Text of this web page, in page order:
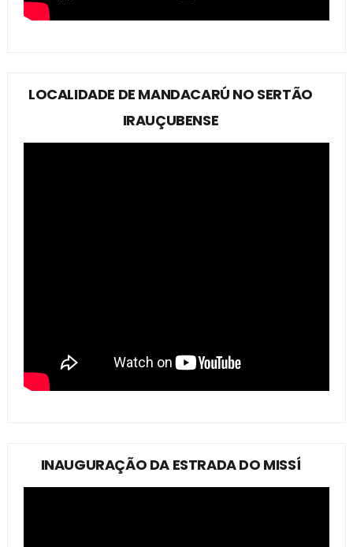
LOCALIDADE DE MANDACARÚ NO SERTÃO
IRAUÇUBENSE
INAUGURAÇÃO DA ESTRADA DO MISSÍ